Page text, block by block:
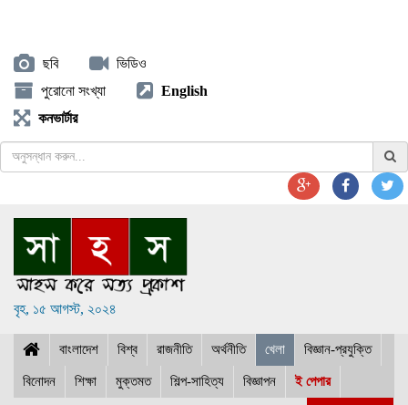
ছবি
ভিডিও
পুরোনো সংখ্যা
English
কনভার্টার
বৃহ, ১৫ আগস্ট, ২০২৪
বাংলাদেশ বিশ্ব রাজনীতি অর্থনীতি খেলা বিজ্ঞান-প্রযুক্তি
বিনোদন শিক্ষা মুক্তমত শিল্প-সাহিত্য বিজ্ঞাপন ই পেপার